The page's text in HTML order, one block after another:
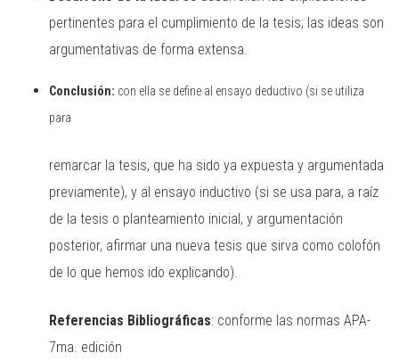
pertinentes para el cumplimiento de la tesis; las ideas son
argumentativas de forma extensa.
Conclusión: con ella se define al ensayo deductivo (si se utiliza
para
remarcar la tesis, que ha sido ya expuesta y argumentada
previamente), y al ensayo inductivo (si se usa para, a raíz
de la tesis o planteamiento inicial, y argumentación
posterior, afirmar una nueva tesis que sirva como colofón
de lo que hemos ido explicando).
Referencias Bibliográficas: conforme las normas APA-
7ma. edición